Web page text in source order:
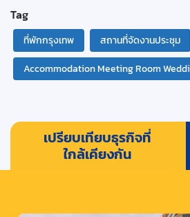
Tag
ที่พักกรุงเทพ สถานที่จัดงานประชุม
Accommodation Meeting Room
เปรียบเทียบธุรกิจที่
ใกล้เคียงกัน